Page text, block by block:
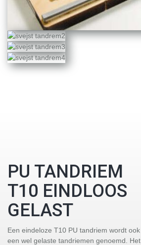
PU TANDRIEM
T10 EINDLOOS
GELAST
Een eindeloze T10 PU tandriem wordt ook
een wel gelaste tandriemen genoemd. Het